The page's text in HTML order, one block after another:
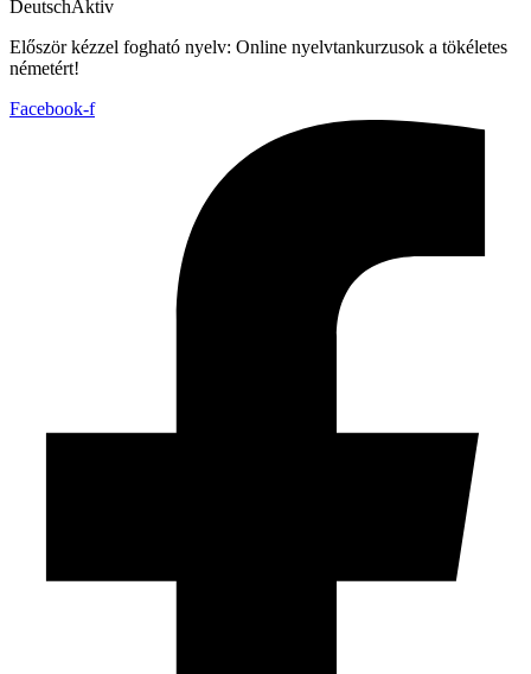
DeutschAktiv
Először kézzel fogható nyelv: Online nyelvtankurzusok a tökéletes
németért!
Facebook-f